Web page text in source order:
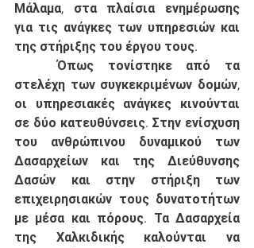
Μάλαμα, στα πλαίσια ενημέρωσης
για τις ανάγκες των υπηρεσιών και
της στήριξης του έργου τους.
	Όπως τονίστηκε από τα
στελέχη των συγκεκριμένων δομών,
οι υπηρεσιακές ανάγκες κινούνται
σε δύο κατευθύνσεις. Στην ενίσχυση
του ανθρώπινου δυναμικού των
Δασαρχείων και της Διεύθυνσης
Δασών και στην στήριξη των
επιχειρησιακών τους δυνατοτήτων
με μέσα και πόρους. Τα Δασαρχεία
της Χαλκιδικής καλούνται να